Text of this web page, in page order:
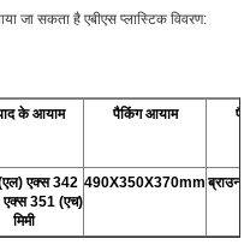
जा सकता है एबीएस प्लास्टिक विवरण:
के आयाम पैकिंग आयाम
एक्स 342
एक्स 351 (एच)
मिमी
490X350X370mm ब्राउन